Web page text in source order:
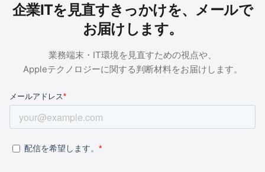
企業ITを見直すきっかけを、メールで
お届けします。
業務端末・IT環境を見直すための視点や、
Appleテクノロジーに関する判断材料をお届けします。